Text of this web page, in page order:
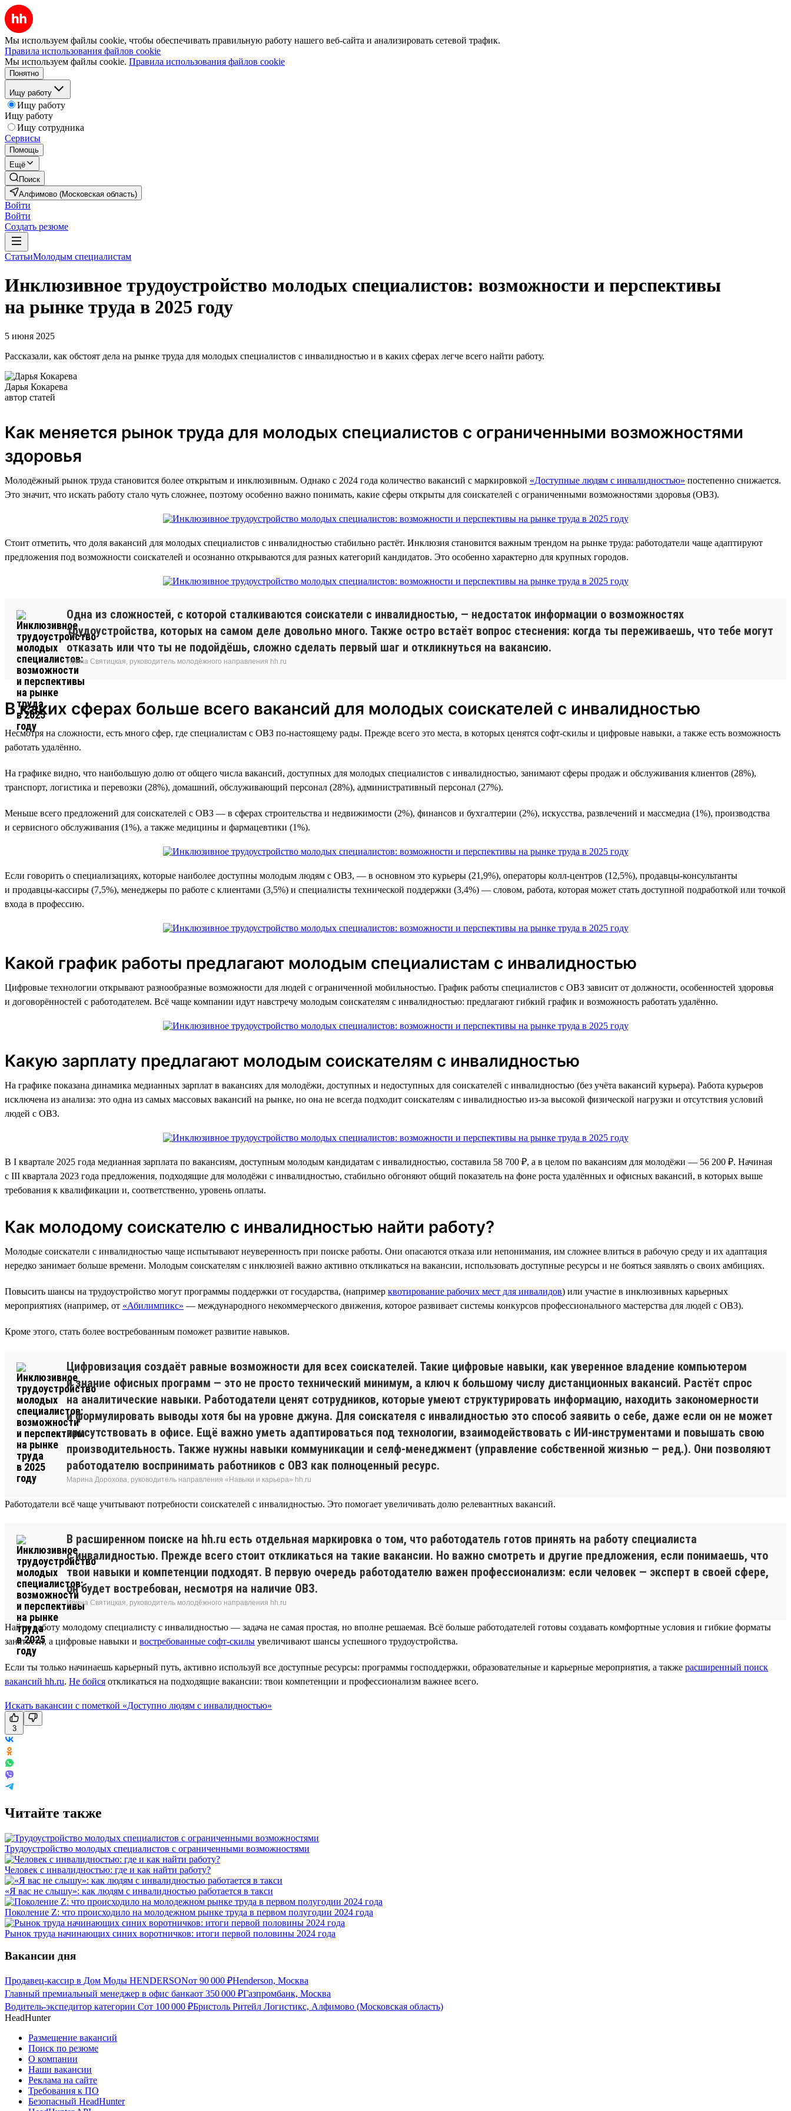
Мы используем файлы cookie, чтобы обеспечивать правильную работу нашего веб-сайта и анализировать сетевой трафик.
Правила использования файлов cookie
Мы используем файлы cookie. Правила использования файлов cookie
Понятно
Ищу работу
Ищу работу
Ищу работу
Ищу сотрудника
Сервисы
Помощь
Ещё
Поиск
Алфимово (Московская область)
Войти
Войти
Создать резюме
СтатьиМолодым специалистам
Инклюзивное трудоустройство молодых специалистов: возможности и перспективы
на рынке труда в 2025 году
5 июня 2025
Рассказали, как обстоят дела на рынке труда для молодых специалистов с инвалидностью и в каких сферах легче всего найти работу.
Дарья Кокарева
автор статей
Как меняется рынок труда для молодых специалистов с ограниченными возможностями
здоровья
Молодёжный рынок труда становится более открытым и инклюзивным. Однако с 2024 года количество вакансий с маркировкой «Доступные людям с инвалидностью» постепенно снижается.
Это значит, что искать работу стало чуть сложнее, поэтому особенно важно понимать, какие сферы открыты для соискателей с ограниченными возможностями здоровья (ОВЗ).
Стоит отметить, что доля вакансий для молодых специалистов с инвалидностью стабильно растёт. Инклюзия становится важным трендом на рынке труда: работодатели чаще адаптируют
предложения под возможности соискателей и осознанно открываются для разных категорий кандидатов. Это особенно характерно для крупных городов.
Одна из сложностей, с которой сталкиваются соискатели с инвалидностью, — недостаток информации о возможностях
трудоустройства, которых на самом деле довольно много. Также остро встаёт вопрос стеснения: когда ты переживаешь, что тебе могут
отказать или что ты не подойдёшь, сложно сделать первый шаг и откликнуться на вакансию.
Ирина Святицкая, руководитель молодёжного направления hh.ru
В каких сферах больше всего вакансий для молодых соискателей с инвалидностью
Несмотря на сложности, есть много сфер, где специалистам с ОВЗ по-настоящему рады. Прежде всего это места, в которых ценятся софт-скилы и цифровые навыки, а также есть возможность
работать удалённо.
На графике видно, что наибольшую долю от общего числа вакансий, доступных для молодых специалистов с инвалидностью, занимают сферы продаж и обслуживания клиентов (28%),
транспорт, логистика и перевозки (28%), домашний, обслуживающий персонал (28%), административный персонал (27%).
Меньше всего предложений для соискателей с ОВЗ — в сферах строительства и недвижимости (2%), финансов и бухгалтерии (2%), искусства, развлечений и массмедиа (1%), производства
и сервисного обслуживания (1%), а также медицины и фармацевтики (1%).
Если говорить о специализациях, которые наиболее доступны молодым людям с ОВЗ, — в основном это курьеры (21,9%), операторы колл-центров (12,5%), продавцы-консультанты
и продавцы-кассиры (7,5%), менеджеры по работе с клиентами (3,5%) и специалисты технической поддержки (3,4%) — словом, работа, которая может стать доступной подработкой или точкой
входа в профессию.
Какой график работы предлагают молодым специалистам с инвалидностью
Цифровые технологии открывают разнообразные возможности для людей с ограниченной мобильностью. График работы специалистов с ОВЗ зависит от должности, особенностей здоровья
и договорённостей с работодателем. Всё чаще компании идут навстречу молодым соискателям с инвалидностью: предлагают гибкий график и возможность работать удалённо.
Какую зарплату предлагают молодым соискателям с инвалидностью
На графике показана динамика медианных зарплат в вакансиях для молодёжи, доступных и недоступных для соискателей с инвалидностью (без учёта вакансий курьера). Работа курьеров
исключена из анализа: это одна из самых массовых вакансий на рынке, но она не всегда подходит соискателям с инвалидностью из-за высокой физической нагрузки и отсутствия условий
людей с ОВЗ.
В I квартале 2025 года медианная зарплата по вакансиям, доступным молодым кандидатам с инвалидностью, составила 58 700 ₽, а в целом по вакансиям для молодёжи — 56 200 ₽. Начиная
с III квартала 2023 года предложения, подходящие для молодёжи с инвалидностью, стабильно обгоняют общий показатель на фоне роста удалённых и офисных вакансий, в которых выше
требования к квалификации и, соответственно, уровень оплаты.
Как молодому соискателю с инвалидностью найти работу?
Молодые соискатели с инвалидностью чаще испытывают неуверенность при поиске работы. Они опасаются отказа или непонимания, им сложнее влиться в рабочую среду и их адаптация
нередко занимает больше времени. Молодым соискателям с инклюзией важно активно откликаться на вакансии, использовать доступные ресурсы и не бояться заявлять о своих амбициях.
Повысить шансы на трудоустройство могут программы поддержки от государства, (например квотирование рабочих мест для инвалидов) или участие в инклюзивных карьерных
мероприятиях (например, от «Абилимпикс» — международного некоммерческого движения, которое развивает системы конкурсов профессионального мастерства для людей с ОВЗ).
Кроме этого, стать более востребованным поможет развитие навыков.
Цифровизация создаёт равные возможности для всех соискателей. Такие цифровые навыки, как уверенное владение компьютером
и знание офисных программ — это не просто технический минимум, а ключ к большому числу дистанционных вакансий. Растёт спрос
на аналитические навыки. Работодатели ценят сотрудников, которые умеют структурировать информацию, находить закономерности
и формулировать выводы хотя бы на уровне джуна. Для соискателя с инвалидностью это способ заявить о себе, даже если он не может
присутствовать в офисе. Ещё важно уметь адаптироваться под технологии, взаимодействовать с ИИ-инструментами и повышать свою
производительность. Также нужны навыки коммуникации и селф-менеджмент (управление собственной жизнью — ред.). Они позволяют
работодателю воспринимать работников с ОВЗ как полноценный ресурс.
Марина Дорохова, руководитель направления «Навыки и карьера» hh.ru
Работодатели всё чаще учитывают потребности соискателей с инвалидностью. Это помогает увеличивать долю релевантных вакансий.
В расширенном поиске на hh.ru есть отдельная маркировка о том, что работодатель готов принять на работу специалиста
с инвалидностью. Прежде всего стоит откликаться на такие вакансии. Но важно смотреть и другие предложения, если понимаешь, что
твои навыки и компетенции подходят. В первую очередь работодателю важен профессионализм: если человек — эксперт в своей сфере,
он будет востребован, несмотря на наличие ОВЗ.
Ирина Святицкая, руководитель молодёжного направления hh.ru
Найти работу молодому специалисту с инвалидностью — задача не самая простая, но вполне решаемая. Всё больше работодателей готовы создавать комфортные условия и гибкие форматы
занятости, а цифровые навыки и востребованные софт-скилы увеличивают шансы успешного трудоустройства.
Если ты только начинаешь карьерный путь, активно используй все доступные ресурсы: программы господдержки, образовательные и карьерные мероприятия, а также расширенный поиск
вакансий hh.ru. Не бойся откликаться на подходящие вакансии: твои компетенции и профессионализм важнее всего.
Искать вакансии с пометкой «Доступно людям с инвалидностью»
3
Читайте также
Трудоустройство молодых специалистов с ограниченными возможностями
Человек с инвалидностью: где и как найти работу?
«Я вас не слышу»: как людям с инвалидностью работается в такси
Поколение Z: что происходило на молодежном рынке труда в первом полугодии 2024 года
Рынок труда начинающих синих воротничков: итоги первой половины 2024 года
Вакансии дня
Продавец-кассир в Дом Моды HENDERSONот 90 000 ₽Henderson, Москва
Главный премиальный менеджер в офис банкаот 350 000 ₽Газпромбанк, Москва
Водитель-экспедитор категории Сот 100 000 ₽Бристоль Ритейл Логистикс, Алфимово (Московская область)
HeadHunter
Размещение вакансий
Поиск по резюме
О компании
Наши вакансии
Реклама на сайте
Требования к ПО
Безопасный HeadHunter